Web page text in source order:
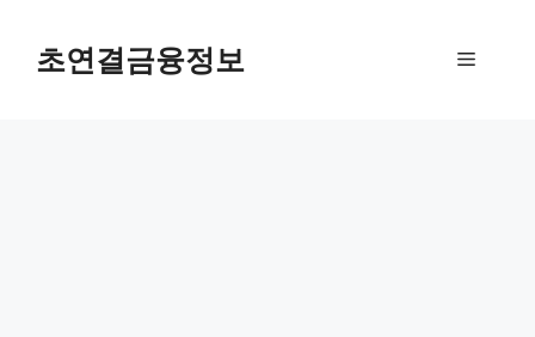
초연결금융정보 메